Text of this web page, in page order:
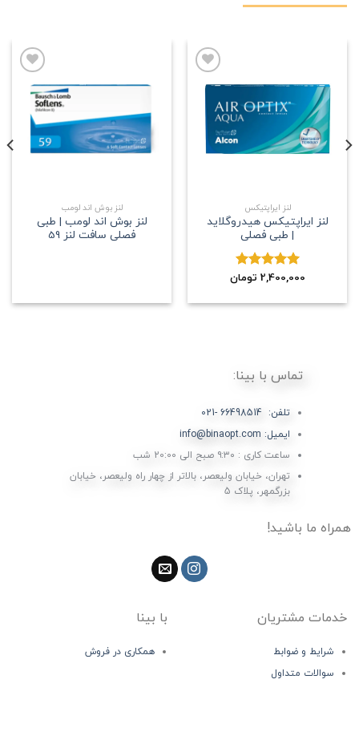
مندی
لنز ایراپتیکس
لنز ایراپتیکس هیدروگلاید
| طبی فصلی
نمره5.002,400,000 تومان
علاقه
مندی
لنز بوش اند لومب
لنز بوش اند لومب | طبی
فصلی سافت لنز 59
تماس با بینا:
تلفن: 66498514 -021
ایمیل: info@binaopt.com
ساعت کاری : ۹:۳۰ صبح الی 20:00 شب
تهران، خیابان ولیعصر، بالاتر از چهار راه ولیعصر، خیابان
بزرگمهر، پلاک 5
همراه ما باشید!
خدمات مشتریان
شرایط و ضوابط
سوالات متداول
با بینا
همکاری در فروش